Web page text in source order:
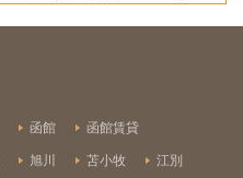
函館 函館賃貸
旭川 苫小牧 江別